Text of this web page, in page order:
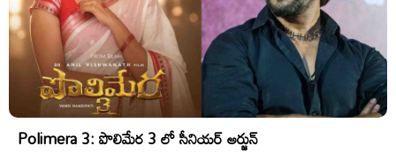
Polimera 3: పొలిమేర 3 లో సీనియర్ అర్జున్